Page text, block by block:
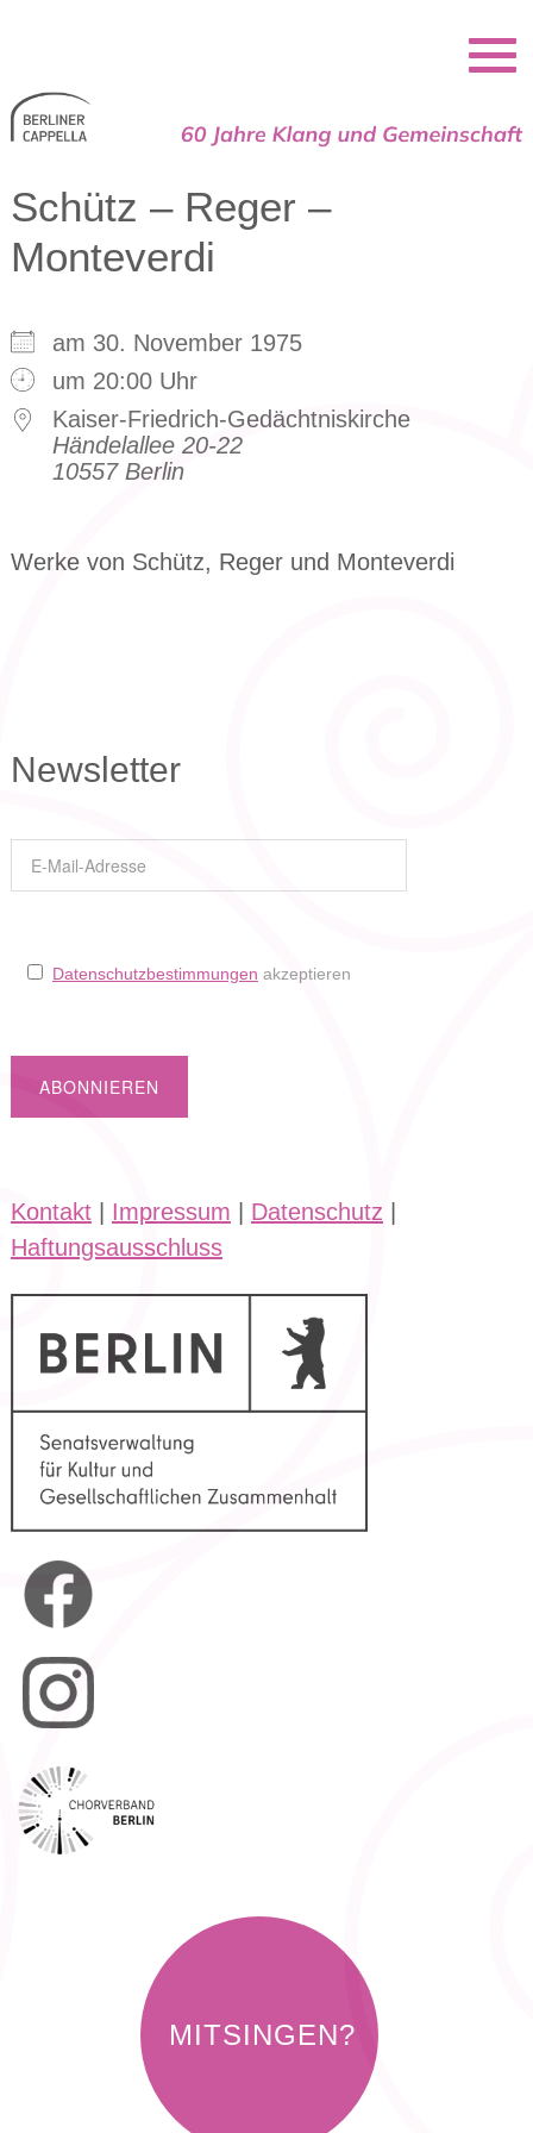
Schütz – Reger –
Monteverdi
am 30. November 1975
um 20:00 Uhr
Kaiser-Friedrich-Gedächtniskirche
Händelallee 20-22
10557 Berlin
Werke von Schütz, Reger und Monteverdi
Newsletter
Datenschutzbestimmungen akzeptieren
Kontakt| Impressum Datenschutz
Haftungsausschluss
MITSINGEN?